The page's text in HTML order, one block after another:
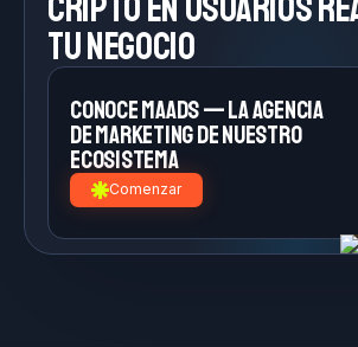
tu negocio
Conoce MAADS — la agencia
demarketing de nuestro
ecosistema
Comenzar